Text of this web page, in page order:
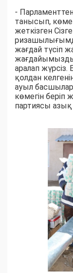
-
танысып,
жеткізген
жағдай түсіп
жағдайымызды
аралап жүрсіз.
қолдан
ауыл
көмегін
партиясы азық